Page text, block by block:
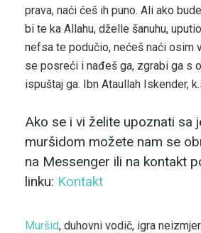
prava, naći ćeš ih puno. Ali ako
bi te ka Allahu, dželle šanuhu,
nefsa te podučio, nećeš naći osim
se posreći i nađeš ga, zgrabi ga s
ispuštaj ga. Ibn Ataullah Iskender,
Ako se i vi želite upoznati sa
muršidom možete nam se
na Messenger ili na kontakt
linku: Kontakt
Muršid, duhovni vodič, igra